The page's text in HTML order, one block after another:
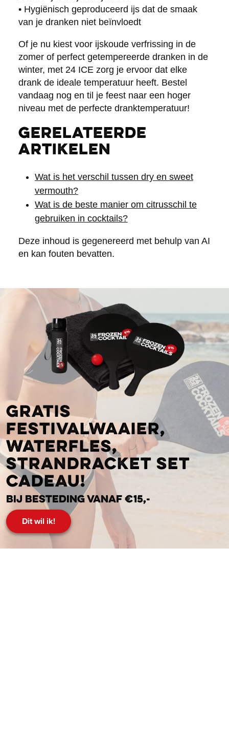
• Hygiënisch geproduceerd ijs dat de smaak
van je dranken niet beïnvloedt
Of je nu kiest voor ijskoude verfrissing in de
zomer of perfect getempereerde dranken in de
winter, met 24 ICE zorg je ervoor dat elke
drank de ideale temperatuur heeft. Bestel
vandaag nog en til je feest naar een hoger
niveau met de perfecte dranktemperatuur!
Gerelateerde
artikelen
Wat is het verschil tussen dry en sweet
vermouth?
Wat is de beste manier om citrusschil te
gebruiken in cocktails?
Deze inhoud is gegenereerd met behulp van AI
en kan fouten bevatten.
Gratis
festivalwaaier,
waterfles,
strandracket set
cadeau!
Bij besteding vanaf €15,-
Dit wil ik!